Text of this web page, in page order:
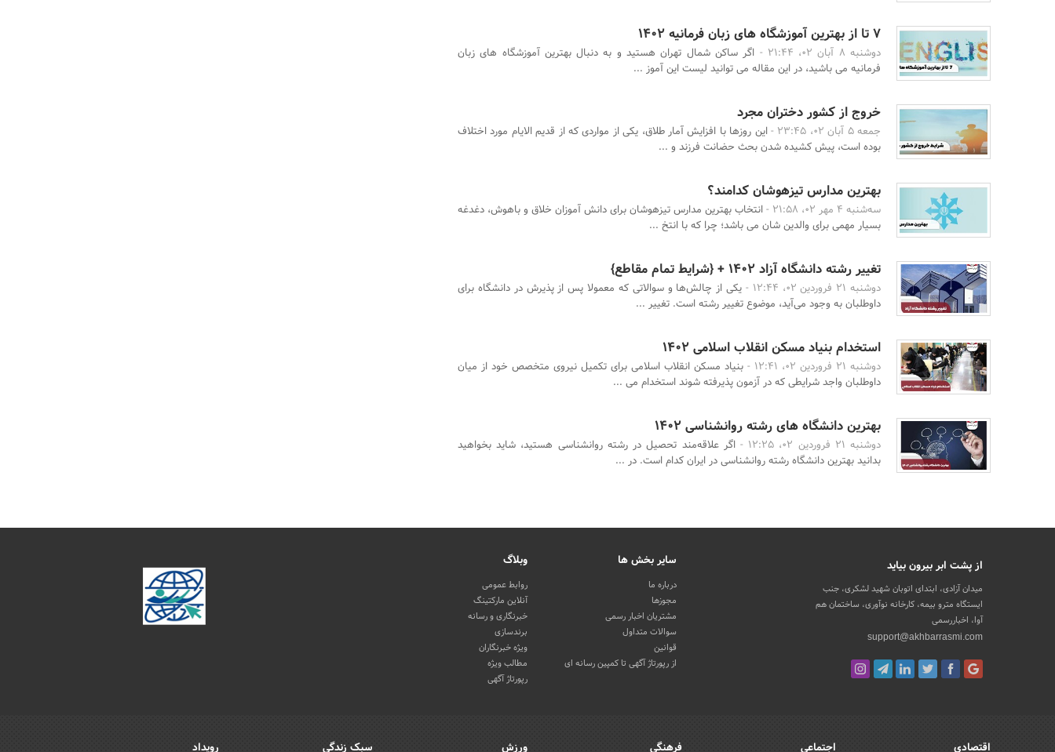
7 تا از بهترین آموزشگاه های زبان فرمانیه 1402
دوشنبه 8 آبان 02، 21:44 -
اگر ساکن شمال تهران هستید و به دنبال بهترین آموزشگاه های زبان
فرمانیه می باشید، در این مقاله می توانید لیست این آموز ...
خروج از کشور دختران مجرد
جمعه 5 آبان 02، 23:45 -
این روزها با افزایش آمار طلاق، یکی از مواردی که از قدیم الایام مورد اختلاف
بوده است، پیش کشیده شدن بحث حضانت فرزند و ...
بهترین مدارس تیزهوشان کدامند؟
سه‌شنبه 4 مهر 02، 21:58 -
انتخاب بهترین مدارس تیزهوشان برای دانش آموزان خلاق و باهوش، دغدغه
بسیار مهمی برای والدین شان می باشد؛ چرا که با انتخ ...
تغییر رشته دانشگاه آزاد 1402 + {شرایط تمام مقاطع}
دوشنبه 21 فروردین 02، 12:44 -
یکی از چالش‌ها و سوالاتی که معمولا پس از پذیرش در دانشگاه برای
داوطلبان به وجود می‌آید، موضوع تغییر رشته است. تغییر ...
استخدام بنیاد مسکن انقلاب اسلامی 1402
دوشنبه 21 فروردین 02، 12:41 -
بنیاد مسکن انقلاب اسلامی برای تکمیل نیروی متخصص خود از میان
داوطلبان واجد شرایطی که در آزمون پذیرفته شوند استخدام می ...
بهترین دانشگاه های رشته روانشناسی 1402
دوشنبه 21 فروردین 02، 12:25 -
اگر علاقه‌مند تحصیل در رشته روانشناسی هستید، شاید بخواهید
بدانید بهترین دانشگاه رشته روانشناسی در ایران کدام است. در ...
از پشت ابر بیرون بیاید
میدان آزادی، ابتدای اتوبان شهید لشکری، جنب
ایستگاه مترو بیمه، کارخانه نوآوری، ساختمان هم
آوا، اخباررسمی
support@akhbarrasmi.com
سایر بخش ها
درباره ما
مجوزها
مشتریان اخبار رسمی
سوالات متداول
قوانین
از رپورتاژ آگهی تا کمپین رسانه ای
وبلاگ
روابط عمومی
آنلاین مارکتینگ
خبرنگاری و رسانه
برندسازی
ویژه خبرنگاران
مطالب ویژه
رپورتاژ آگهی
اقتصادی اجتماعی فرهنگی ورزش سبک زندگی رویداد